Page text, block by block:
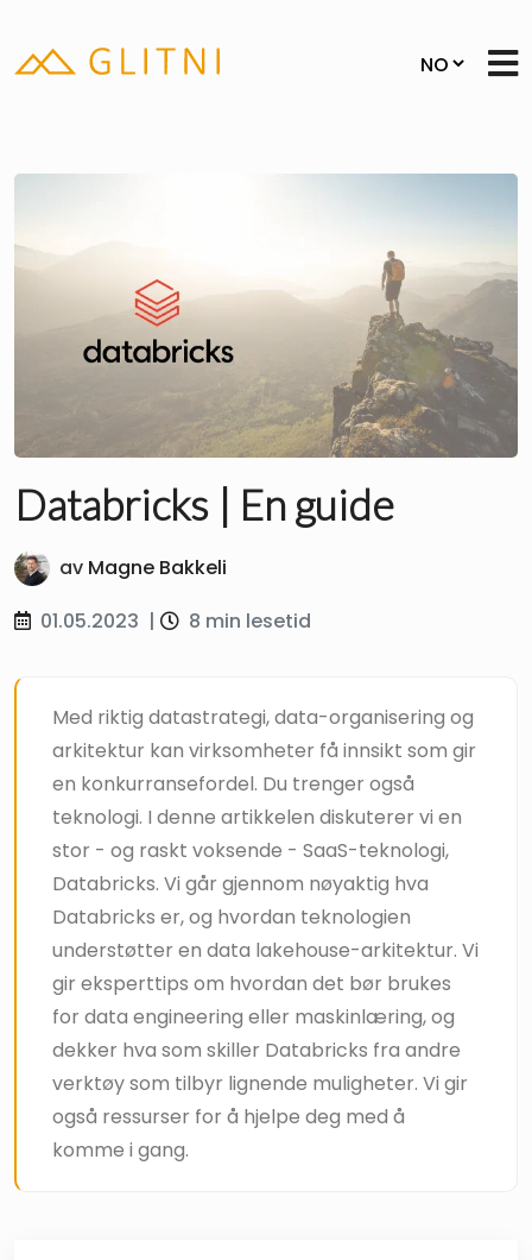
Databricks | En guide
av Magne Bakkeli
01.05.2023 | 8 min lesetid
Med riktig datastrategi, data-organisering og
arkitektur kan virksomheter få innsikt som gir
en konkurransefordel. Du trenger også
teknologi. I denne artikkelen diskuterer vi en
stor - og raskt voksende - SaaS-teknologi,
Databricks. Vi går gjennom nøyaktig hva
Databricks er, og hvordan teknologien
understøtter en data lakehouse-arkitektur. Vi
gir eksperttips om hvordan det bør brukes
for data engineering eller maskinlæring, og
dekker hva som skiller Databricks fra andre
verktøy som tilbyr lignende muligheter. Vi gir
også ressurser for å hjelpe deg med å
komme i gang.